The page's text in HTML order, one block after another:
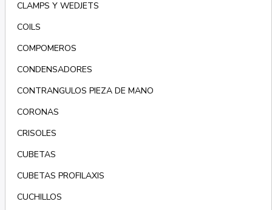
CLAMPS Y WEDJETS
COILS
COMPOMEROS
CONDENSADORES
CONTRANGULOS PIEZA DE MANO
CORONAS
CRISOLES
CUBETAS
CUBETAS PROFILAXIS
CUCHILLOS